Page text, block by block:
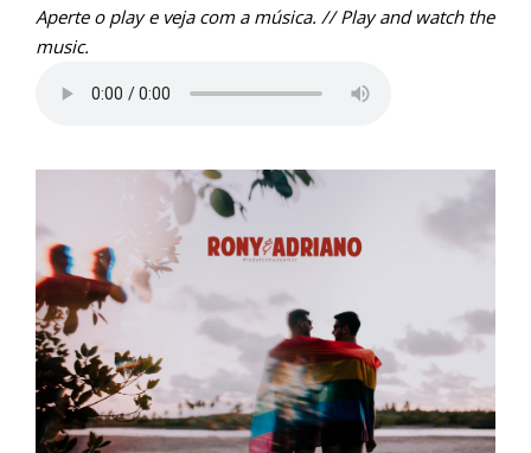
Aperte o play e veja com a música. // Play and watch the
music.